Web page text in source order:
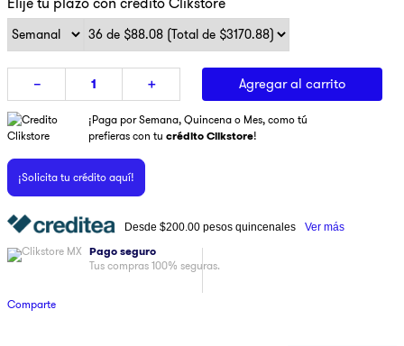
＋
－ Agregar al carrito
¡Paga por Semana, Quincena o Mes, como tú
prefieras con tu crédito Clikstore!
¡Solicita tu crédito aquí!
Desde $200.00 pesos quincenales Ver más
Pago seguro
Tus compras 100% seguras.
Comparte
7.
ninja
8.
lavadora
9.
pulsar
10. dji